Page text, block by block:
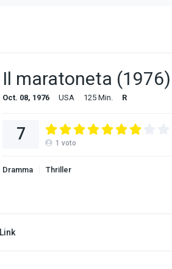
Il maratoneta (1976)
Oct. 08, 1976 USA 125 Min. R
7 1 voto
Dramma Thriller
Link